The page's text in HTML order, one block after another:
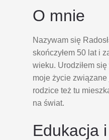
O mnie
Nazywam się
skończyłem 50 lat i
wieku. Urodziłem
moje życie związane
rodzice też tu
na świat.
Edukacja